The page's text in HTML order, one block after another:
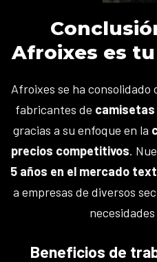
Afroixes es
Afroixes se ha consolidado
fabricantes de camisetas
gracias a su enfoque en la
precios competitivos.
5 años en el mercado
a empresas de diversos
Beneficios de